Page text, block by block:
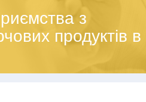
з
продуктів в